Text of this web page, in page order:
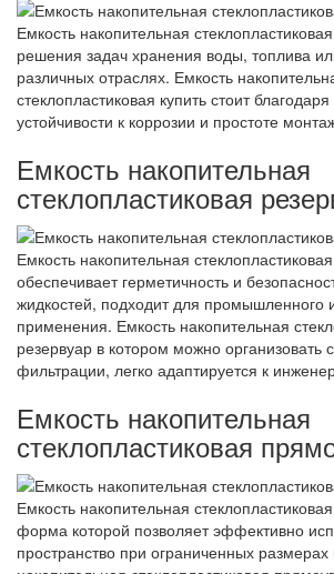
Емкость накопительная
решения задач хранения воды, топлива
различных отраслях. Емкость
стеклопластиковая купить стоит
устойчивости к коррозии и простоте
Емкость накопительная
стеклопластиковая
Емкость накопительная
обеспечивает герметичность и
жидкостей, подходит для промышленного
применения. Емкость накопительная
резервуар в котором можно организовать
фильтрации, легко адаптируется к
Емкость накопительная
стеклопластиковая
Емкость накопительная
форма которой позволяет эффективно
пространство при ограниченных размерах